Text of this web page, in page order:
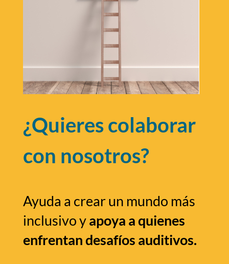
¿Quieres colaborar
con nosotros?
Ayuda a crear un mundo más
inclusivo yapoya a quienes
enfrentan desafíos auditivos.